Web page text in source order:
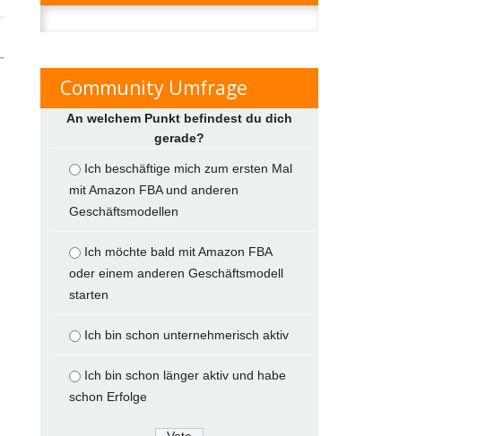
nach:
Community Umfrage
An welchem Punkt befindest du dich
gerade?
Ich beschäftige mich zum ersten Mal
mit Amazon FBA und anderen
Geschäftsmodellen
Ich möchte bald mit Amazon FBA
oder einem anderen Geschäftsmodell
starten
Ich bin schon unternehmerisch aktiv
Ich bin schon länger aktiv und habe
schon Erfolge